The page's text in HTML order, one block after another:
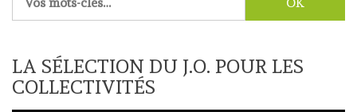
LA SÉLECTION DU J.O. POUR LES
COLLECTIVITÉS